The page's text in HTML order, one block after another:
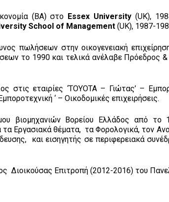
(ΒΑ) στο Essex University (UK),
School of Management (UK), 1987-
πωλήσεων στην οικογενειακή
το 1990 και τελικά ανέλαβε Πρόεδρος
στις εταιρίες ‘ΤΟΥΟΤΑ – Γιώτας’ –
‘ – Οικοδομικές επιχειρήσεις.
βιομηχανιών Βορείου Ελλάδος από
Εργασιακά θέματα, τα Φορολογικά, τον
και εισηγητής σε περιφερειακά
Διοικούσας Επιτροπή (2012-2016) του